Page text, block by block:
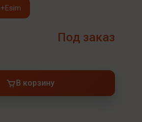
Под заказ
В корзину